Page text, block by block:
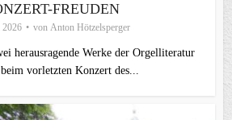
FREUDEN
2026 von Anton Hötzelsperger
herausragende Werke der Orgelliteratur
beim vorletzten Konzert des...